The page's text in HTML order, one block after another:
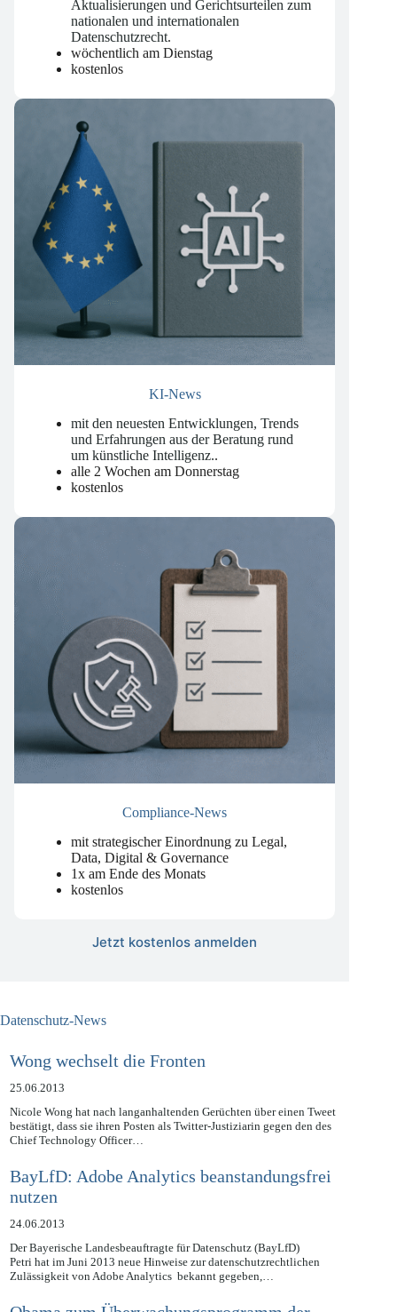
mit wichtigen Änderungen,
Aktualisierungen und Gerichtsurteilen zum
nationalen und internationalen
Datenschutzrecht.
wöchentlich am Dienstag
mit den neuesten Entwicklungen, Trends
und Erfahrungen aus der Beratung rund
um künstliche Intelligenz..
alle 2 Wochen am Donnerstag
mit strategischer Einordnung zu Legal,
Data, Digital & Governance
1x am Ende des Monats
Wong wechselt die Fronten
25.06.2013
Nicole Wong hat nach langanhaltenden Gerüchten über einen Tweet
bestätigt, dass sie ihren Posten als Twitter-Justiziarin gegen den des
BayLfD: Adobe Analytics beanstandungsfrei
nutzen
24.06.2013
Der Bayerische Landesbeauftragte für Datenschutz (BayLfD)
Petri hat im Juni 2013 neue Hinweise zur datenschutzrechtlichen